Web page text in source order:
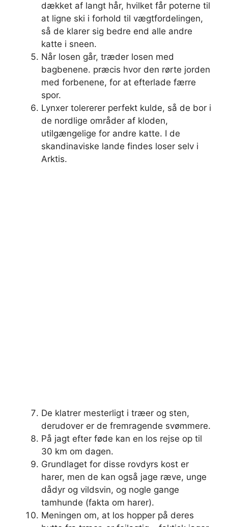
dækket af langt hår, hvilket får poterne til
at ligne ski i forhold til vægtfordelingen,
så de klarer sig bedre end alle andre
katte i sneen.
Når losen går, træder losen med
bagbenene. præcis hvor den rørte jorden
med forbenene, for at efterlade færre
spor.
Lynxer tolererer perfekt kulde, så de bor i
de nordlige områder af kloden,
utilgængelige for andre katte. I de
skandinaviske lande findes loser selv i
Arktis.
De klatrer mesterligt i træer og sten,
derudover er de fremragende svømmere.
På jagt efter føde kan en los rejse op til
30 km om dagen.
Grundlaget for disse rovdyrs kost er
harer, men de kan også jage ræve, unge
dådyr og vildsvin, og nogle gange
tamhunde (fakta om harer).
Meningen om, at los hopper på deres